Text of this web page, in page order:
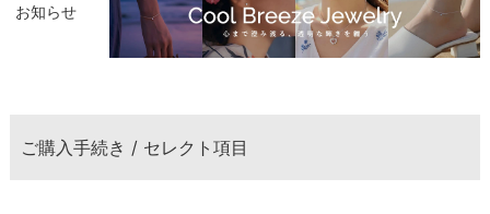
お知らせ
ご購入手続き / セレクト項目